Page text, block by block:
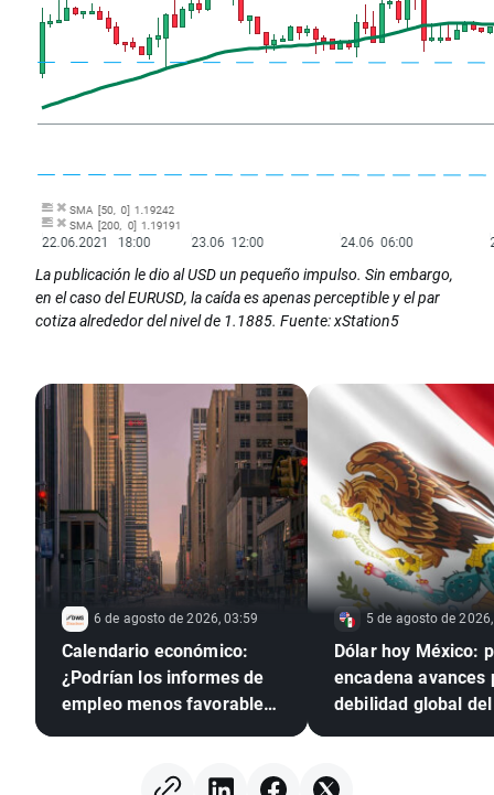
La publicación le dio al USD un pequeño impulso. Sin embargo,
en el caso del EURUSD, la caída es apenas perceptible y el par
cotiza alrededor del nivel de 1.1885. Fuente: xStation5
6 de agosto de 2026, 03:59
Calendario económico:
¿Podrían los informes de
empleo menos favorables
5 de agosto de
Dólar hoy México:
encadena avances
debilidad global